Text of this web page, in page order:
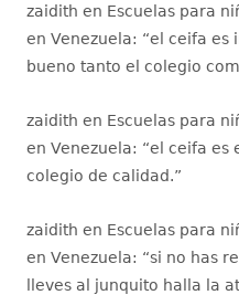
zaidith en Escuelas para
en Venezuela: “el ceifa es
bueno tanto el colegio
zaidith en Escuelas para
en Venezuela: “el ceifa es
colegio de calidad.”
zaidith en Escuelas para
en Venezuela: “si no has
lleves al junquito halla la